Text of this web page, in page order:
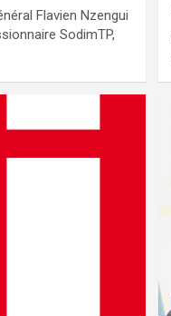
Flavien Nzengui
SodimTP,